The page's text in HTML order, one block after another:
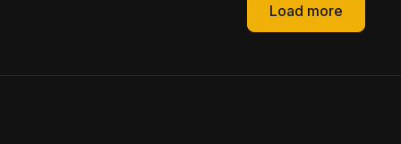
Load more